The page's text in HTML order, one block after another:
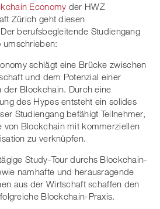
Economy der HWZ
Zürich geht diesen
berufsbegleitende Studiengang
schlägt eine Brücke zwischen
und dem Potenzial einer
der Blockchain. Durch eine
des Hypes entsteht ein solides
Studiengang befähigt Teilnehmer,
von Blockchain mit kommerziellen
zu verknüpfen.
Study-Tour durchs Blockchain-
namhafte und herausragende
aus der Wirtschaft schaffen den
Blockchain-Praxis.